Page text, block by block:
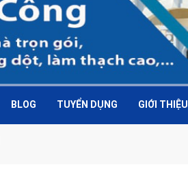
BLOG TUYỂN DỤNG GIỚI THIỆU